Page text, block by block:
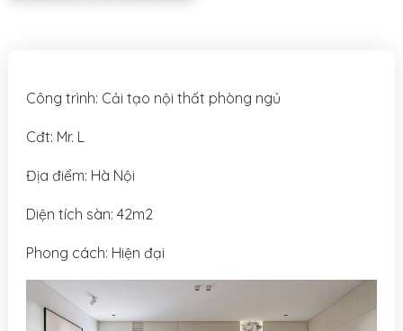
Công trình: Cải tạo nội thất phòng ngủ
Cđt: Mr. L
Địa điểm: Hà Nội
Diện tích sàn: 42m2
Phong cách: Hiện đại